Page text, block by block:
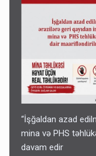
“İşğaldan azad
mina və PHS
davam edir